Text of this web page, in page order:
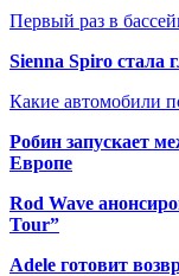
Первый раз в
Sienna Spiro стала
Какие автомобили
Робин запускает
Европе
Rod Wave
Tour”
Adele готовит